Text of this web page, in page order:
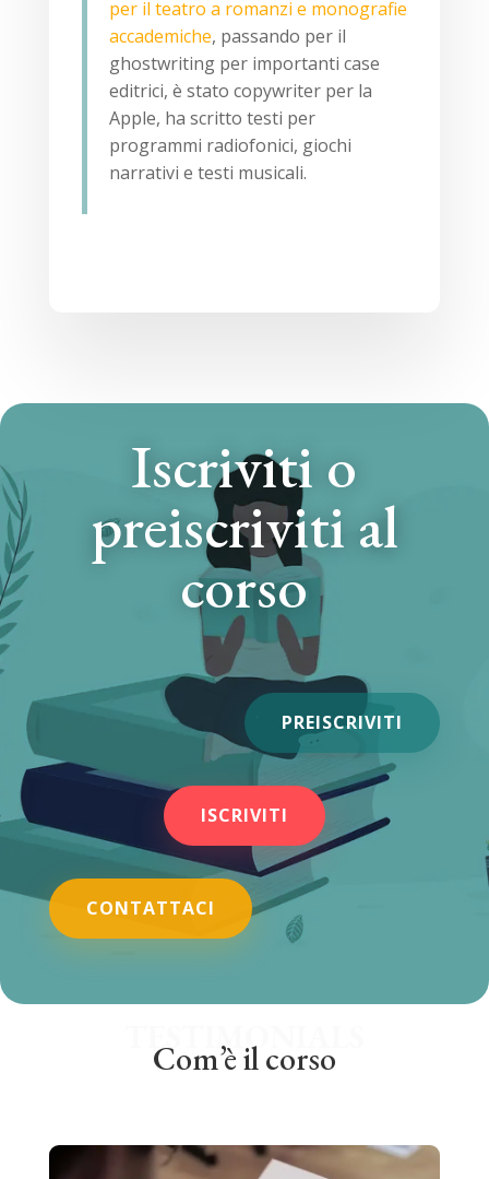
per il teatro a romanzi e monografie
accademiche, passando per il
ghostwriting per importanti case
editrici, è stato copywriter per la
Apple, ha scritto testi per
programmi radiofonici, giochi
narrativi e testi musicali.
Iscriviti o
preiscriviti al
corso
PREISCRIVITI
ISCRIVITI
CONTATTACI
TESTIMONIALS
Com’è il corso